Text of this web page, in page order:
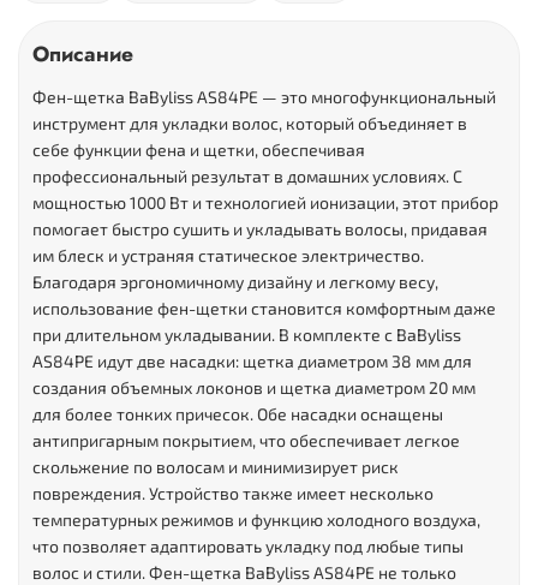
Описание
Фен-щетка BaByliss AS84PE — это многофункциональный
инструмент для укладки волос, который объединяет в
себе функции фена и щетки, обеспечивая
профессиональный результат в домашних условиях. С
мощностью 1000 Вт и технологией ионизации, этот прибор
помогает быстро сушить и укладывать волосы, придавая
им блеск и устраняя статическое электричество.
Благодаря эргономичному дизайну и легкому весу,
использование фен-щетки становится комфортным даже
при длительном укладывании. В комплекте с BaByliss
AS84PE идут две насадки: щетка диаметром 38 мм для
создания объемных локонов и щетка диаметром 20 мм
для более тонких причесок. Обе насадки оснащены
антипригарным покрытием, что обеспечивает легкое
скольжение по волосам и минимизирует риск
повреждения. Устройство также имеет несколько
температурных режимов и функцию холодного воздуха,
что позволяет адаптировать укладку под любые типы
волос и стили. Фен-щетка BaByliss AS84PE не только